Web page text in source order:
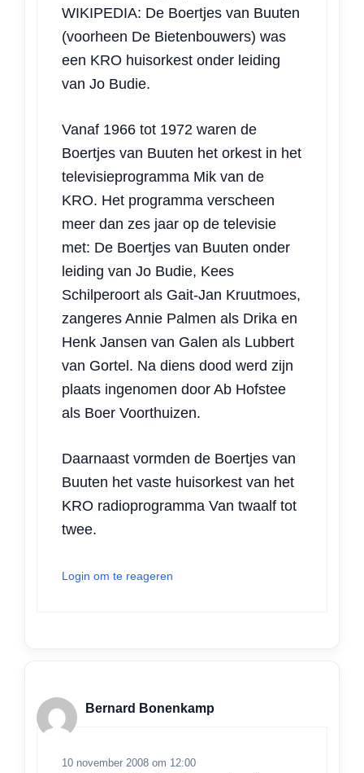
WIKIPEDIA: De Boertjes van Buuten
(voorheen De Bietenbouwers) was
een KRO huisorkest onder leiding
van Jo Budie.
Vanaf 1966 tot 1972 waren de
Boertjes van Buuten het orkest in het
televisieprogramma Mik van de
KRO. Het programma verscheen
meer dan zes jaar op de televisie
met: De Boertjes van Buuten onder
leiding van Jo Budie, Kees
Schilperoort als Gait-Jan Kruutmoes,
zangeres Annie Palmen als Drika en
Henk Jansen van Galen als Lubbert
van Gortel. Na diens dood werd zijn
plaats ingenomen door Ab Hofstee
als Boer Voorthuizen.
Daarnaast vormden de Boertjes van
Buuten het vaste huisorkest van het
KRO radioprogramma Van twaalf tot
twee.
Login om te reageren
Bernard Bonenkamp
10 november 2008 om 12:00